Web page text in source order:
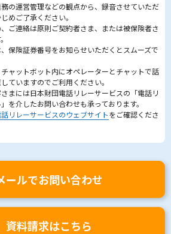
の運営管理などの観点から、録音させていただ
めご了承ください。
ご連絡は原則ご契約者さま、または被保険者さ
保険証券番号をお知らせいただくとスムーズで
ャットボット内にオペレーターとチャットで話
ていますのでご利用ください。
まには日本財団電話リレーサービスの「電話リ
を介したお問い合わせも承っております。
話リレーサービスのウェブサイトをご確認くださ
ールでお問い合わせ
資料請求はこちら